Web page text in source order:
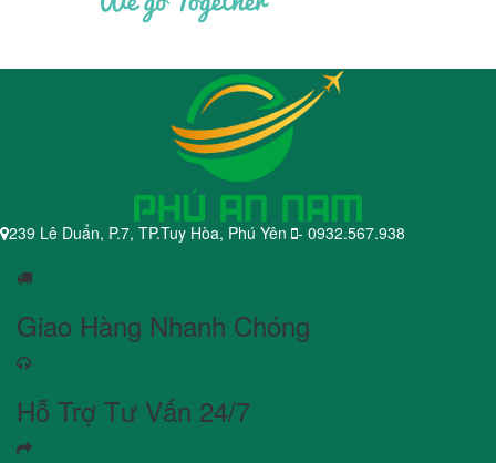
239 Lê Duẩn, P.7, TP.Tuy Hòa, Phú Yên - 0932.567.938
Giao Hàng Nhanh Chóng
Hỗ Trợ Tư Vấn 24/7